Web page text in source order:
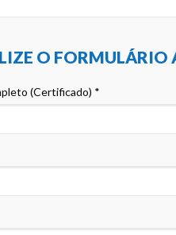
O FORMULÁRIO
(Certificado) *